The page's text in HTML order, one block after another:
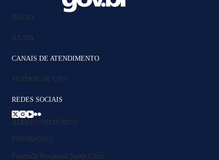
INÍCIO
AJUDA
CANAIS DE ATENDIMENTO
TERMOS DE USO
REDES SOCIAIS
ACERVO HISTÓRICO
EXPOSIÇÕES
Fazenda Nacional Santa Cruz